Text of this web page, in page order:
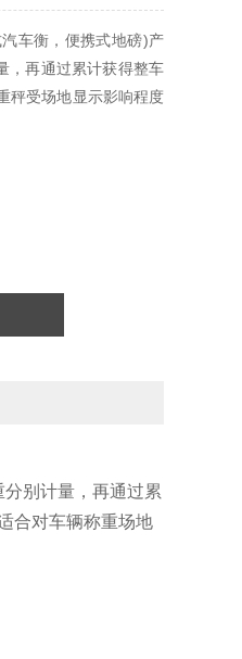
车衡，便携式地磅)产
，再通过累计获得整车
秤受场地显示影响程度
款可灵活选择。
别计量，再通过累
合对车辆称重场地